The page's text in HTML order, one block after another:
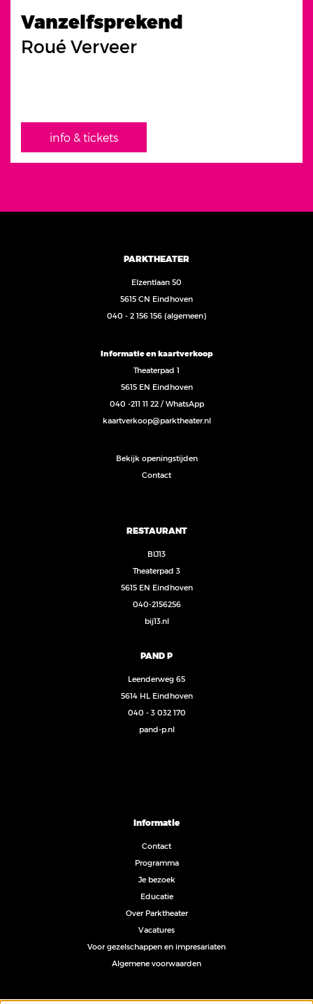
Vanzelfsprekend
Roué Verveer
info & tickets
PARKTHEATER
Elzentlaan 50
5615 CN Eindhoven
040 - 2 156 156 (algemeen)
Informatie en kaartverkoop
Theaterpad 1
5615 EN Eindhoven
040 -211 11 22/WhatsApp
kaartverkoop@parktheater.nl
Bekijk openingstijden
Contact
RESTAURANT
BIJ13
Theaterpad 3
5615 EN Eindhoven
040-2156256
bij13.nl
PAND P
Leenderweg 65
5614 HL Eindhoven
040 - 3 032 170
pand-p.nl
Informatie
Contact
Programma
Je bezoek
Educatie
Over Parktheater
Vacatures
Voor gezelschappen en impresariaten
Algemene voorwaarden